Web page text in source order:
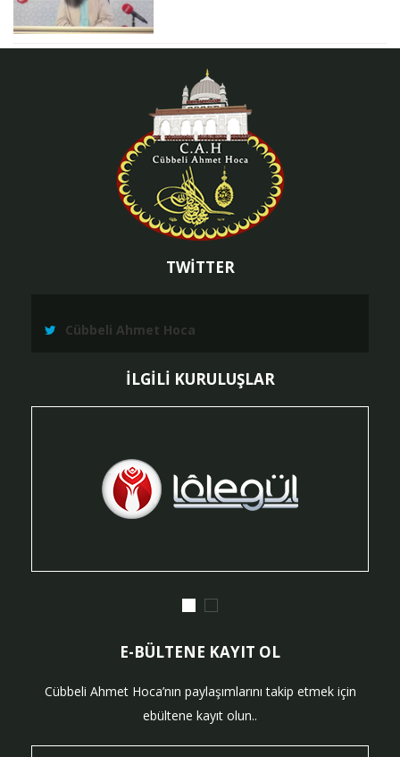
TWİTTER
Cübbeli Ahmet Hoca
İLGİLİ KURULUŞLAR
E-BÜLTENE KAYIT OL
Cübbeli Ahmet Hoca’nın paylaşımlarını takip etmek için
ebültene kayıt olun..